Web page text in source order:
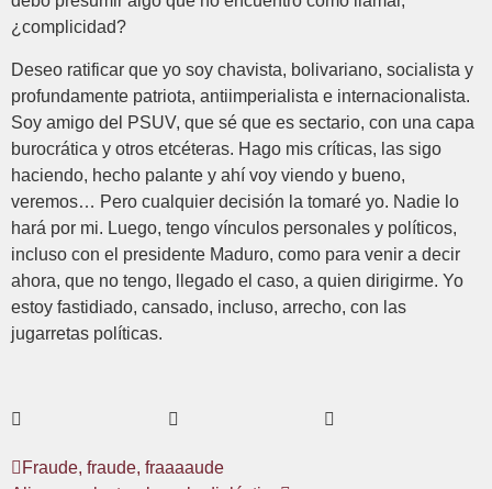
¿complicidad?
Deseo ratificar que yo soy chavista, bolivariano, socialista y
profundamente patriota, antiimperialista e internacionalista.
Soy amigo del PSUV, que sé que es sectario, con una capa
burocrática y otros etcéteras. Hago mis críticas, las sigo
haciendo, hecho palante y ahí voy viendo y bueno,
veremos… Pero cualquier decisión la tomaré yo. Nadie lo
hará por mi. Luego, tengo vínculos personales y políticos,
incluso con el presidente Maduro, como para venir a decir
ahora, que no tengo, llegado el caso, a quien dirigirme. Yo
estoy fastidiado, cansado, incluso, arrecho, con las
jugarretas políticas.
Fraude, fraude, fraaaaude